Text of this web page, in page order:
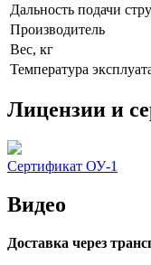
Дальность подачи
Производитель
Вес, кг
Температура
Лицензии и
Сертификат ОУ-1
Видео
Доставка через